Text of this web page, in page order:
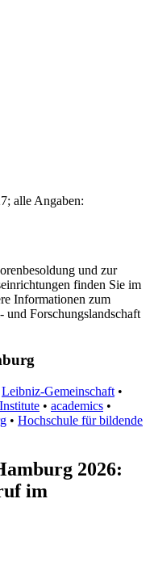
alle Angaben:
und zur
finden Sie im
Informationen zum
und Forschungslandschaft
Leibniz-Gemeinschaft •
• academics •
• Hochschule für bildende
2026:
im